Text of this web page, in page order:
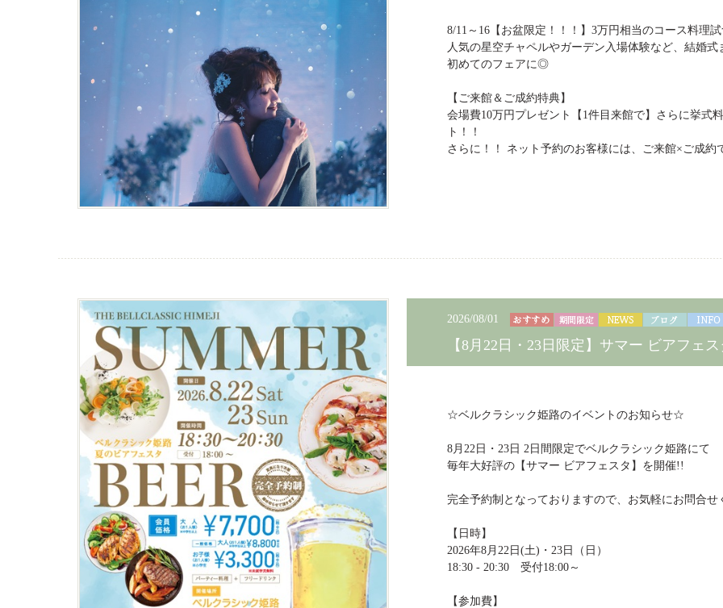
8/11～16【お盆限定！！！】3万円相当のコース料理
人気の星空チャペルやガーデン入場体験など、結婚式
初めてのフェアに◎
【ご来館＆ご成約特典】
会場費10万円プレゼント【1件目来館で】さらに挙式
ト！！
さらに！！ ネット予約のお客様には、ご来館×ご成
2026/08/01
【8月22日・23日限定】サマー ビアフェ
☆ベルクラシック姫路のイベントのお知らせ☆
8月22日・23日 2日間限定でベルクラシック姫路にて
毎年大好評の【サマー ビアフェスタ】を開催!!
完全予約制となっておりますので、お気軽にお問合せ
【日時】
2026年8月22日(土)・23日（日）
18:30 - 20:30 受付18:00～
【参加費】